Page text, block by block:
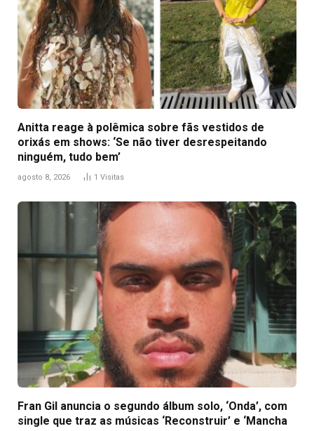
Anitta reage à polêmica sobre fãs vestidos de
orixás em shows: ‘Se não tiver desrespeitando
ninguém, tudo bem’
agosto 8, 2026 1 Visitas
Fran Gil anuncia o segundo álbum solo, ‘Onda’, com
single que traz as músicas ‘Reconstruir’ e ‘Mancha